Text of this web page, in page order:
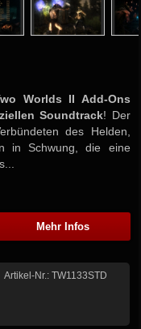
Worlds II Add-Ons
Soundtrack! Der
des Helden,
in Schwung, die eine
Mehr Infos
Artikel-Nr.: TW1133STD